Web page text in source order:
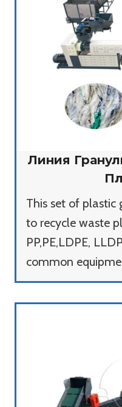
Линия
This set of plastic
to recycle waste
PP,PE,LDPE,
common